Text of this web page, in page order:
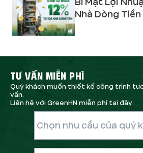
Nhà Dòng Tiền
TƯ VẤN MIỄN PHÍ
Quý khách muốn thiết kế công trình
vấn.
Liên hệ với GreenHN miễn phí tại đây: